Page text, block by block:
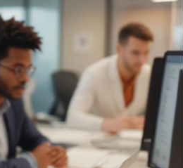
TRANSFORMATION
MEISTERN